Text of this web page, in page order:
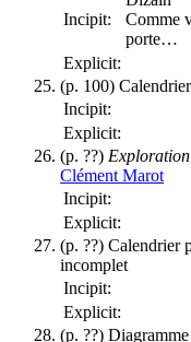
Incipit:
Comme
porte…
Explicit:
(p. 100) Calendrier
Incipit:
Explicit:
(p. ??) Exploration
Clément Marot
Incipit:
Explicit:
(p. ??) Calendrier
incomplet
Incipit:
Explicit:
(p. ??)